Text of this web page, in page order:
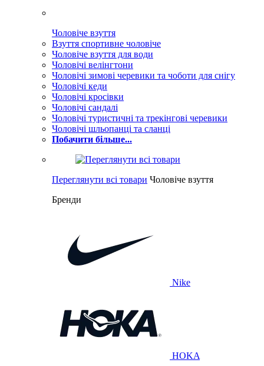
Чоловіче взуття
Взуття спортивне чоловіче
Чоловіче взуття для води
Чоловічі велінгтони
Чоловічі зимові черевики та чоботи для снігу
Чоловічі кеди
Чоловічі кросівки
Чоловічі сандалі
Чоловічі туристичні та трекінгові черевики
Чоловічі шльопанці та сланці
Побачити більше...
Переглянути всі товари Чоловіче взуття
Бренди
Nike
HOKA